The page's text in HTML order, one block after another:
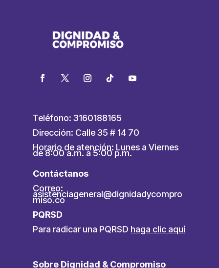
Teléfono: 3160188165
Dirección: Calle 35 # 14 70
Horario de atención: Lunes a Viernes
de 8:00 a.m. a 5:00 p.m.
Contáctanos
Correo:
asistenciageneral@dignidadycompro
miso.co
PQRSD
Para radicar una PQRSD haga clic aquí
Sobre Dignidad & Compromiso